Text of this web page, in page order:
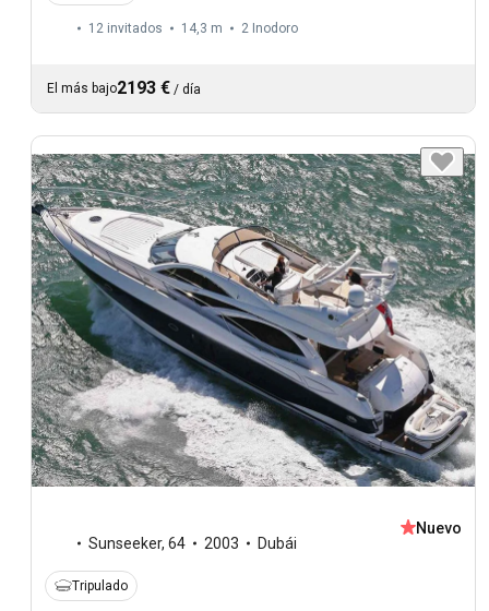
12 invitados 14,3 m 2 Inodoro
El más bajo2193 € / día
Sunseeker, 64 2003 Dubái
Nuevo
Tripulado